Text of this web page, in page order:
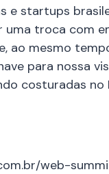
e startups
troca com
ao mesmo
para nossa
costuradas no
web-